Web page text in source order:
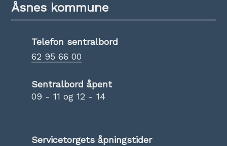
Åsnes kommune
Telefon sentralbord
62 95 66 00
Sentralbord åpent
09 - 11 og 12 - 14
Servicetorgets åpningstider